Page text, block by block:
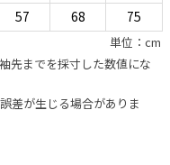
ックス感”を合わせ
基軸「EVボディ」になり
クトな設計なのですが、
57 68 75
単位：cm
先までを採寸した数値にな
差が生じる場合がありま